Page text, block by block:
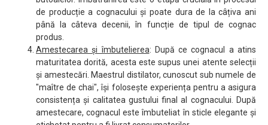
de producție a cognacului și poate dura de la câțiva ani
până la câteva decenii, în funcție de tipul de cognac
produs.
Amestecarea și îmbutelierea: După ce cognacul a atins
maturitatea dorită, acesta este supus unei atente selecții
și amestecări. Maestrul distilator, cunoscut sub numele de
"maître de chai", își folosește experiența pentru a asigura
consistența și calitatea gustului final al cognacului. După
amestecare, cognacul este îmbuteliat în sticle elegante și